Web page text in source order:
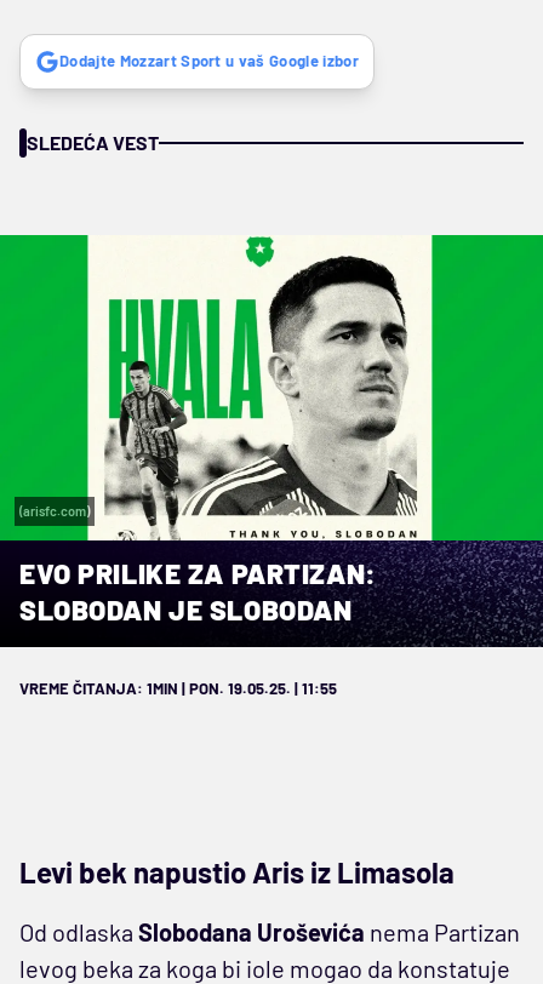
Dodajte Mozzart Sport u vaš Google izbor
SLEDEĆA VEST
(arisfc.com)
EVO PRILIKE ZA PARTIZAN:
SLOBODAN JE SLOBODAN
VREME ČITANJA: 1MIN | PON. 19.05.25. | 11:55
Levi bek napustio Aris iz Limasola
Od odlaska Slobodana Uroševića nema Partizan
levog beka za koga bi iole mogao da konstatuje